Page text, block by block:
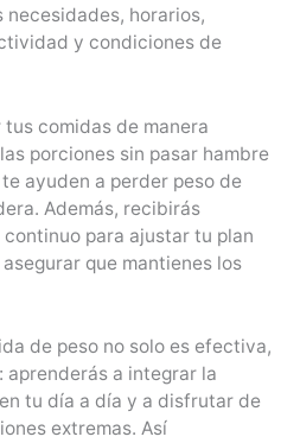
necesidades, horarios,
y condiciones de
comidas de manera
porciones sin pasar hambre
ayuden a perder peso de
Además, recibirás
para ajustar tu plan
que mantienes los
de peso no solo es efectiva,
aprenderás a integrar la
tu día a día y a disfrutar de
extremas. Así